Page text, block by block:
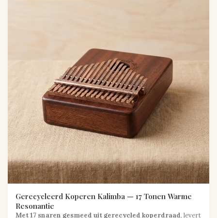
Gerecycleerd Koperen Kalimba — 17 Tonen Warme
Resonantie
Met 17 snaren gesmeed uit gerecycled koperdraad, levert